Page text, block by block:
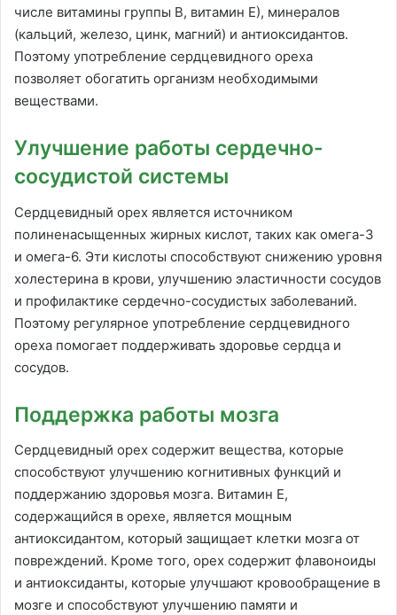
числе витамины группы В, витамин Е), минералов
(кальций, железо, цинк, магний) и антиоксидантов.
Поэтому употребление сердцевидного ореха
позволяет обогатить организм необходимыми
веществами.
Улучшение работы сердечно-
сосудистой системы
Сердцевидный орех является источником
полиненасыщенных жирных кислот, таких как омега-3
и омега-6. Эти кислоты способствуют снижению уровня
холестерина в крови, улучшению эластичности сосудов
и профилактике сердечно-сосудистых заболеваний.
Поэтому регулярное употребление сердцевидного
ореха помогает поддерживать здоровье сердца и
сосудов.
Поддержка работы мозга
Сердцевидный орех содержит вещества, которые
способствуют улучшению когнитивных функций и
поддержанию здоровья мозга. Витамин Е,
содержащийся в орехе, является мощным
антиоксидантом, который защищает клетки мозга от
повреждений. Кроме того, орех содержит флавоноиды
и антиоксиданты, которые улучшают кровообращение в
мозге и способствуют улучшению памяти и